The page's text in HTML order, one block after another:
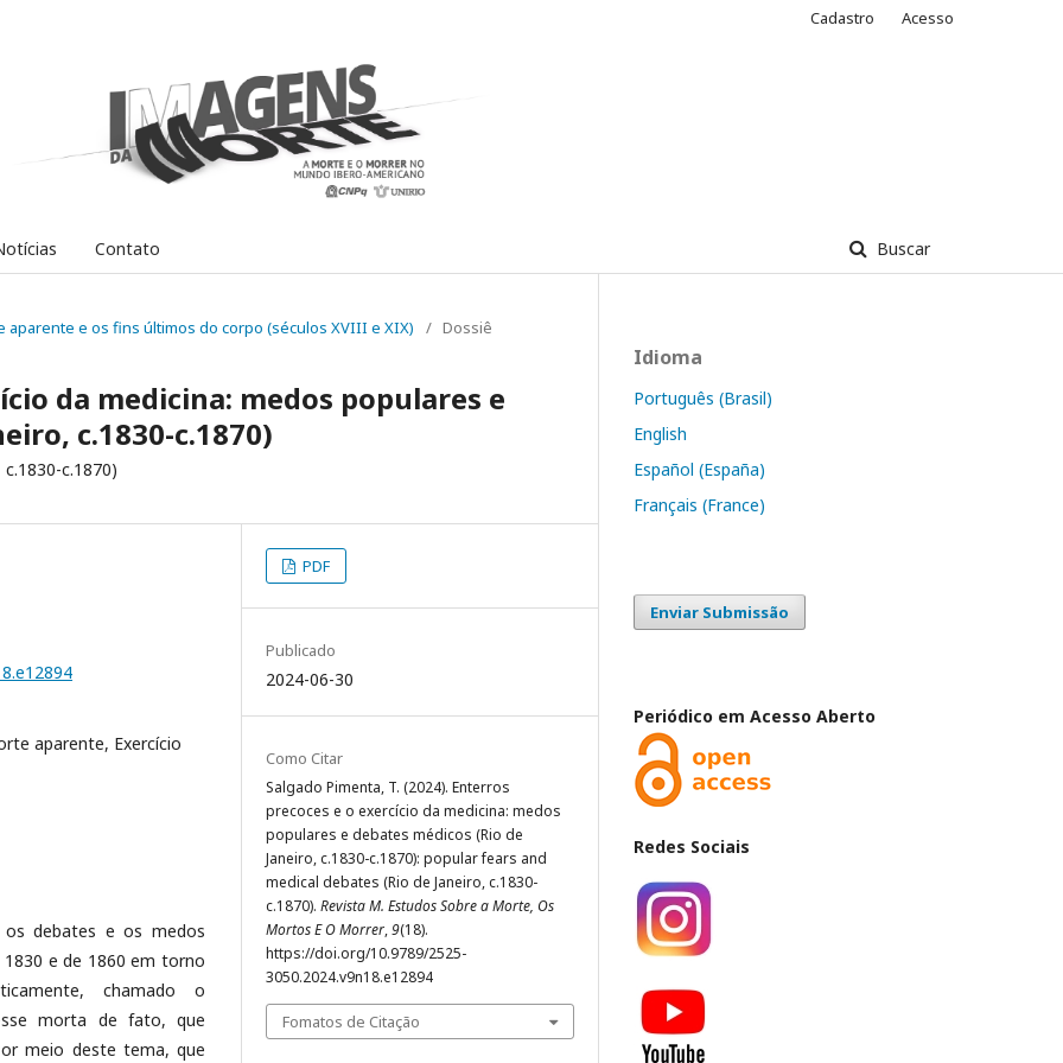
Contato Buscar
Cadastro Acesso
aparente e os fins últimos do corpo (séculos XVIII e XIX) / Dossiê
da medicina: medos populares e
c.1830-c.1870)
c.1870)
aparente, Exercício
debates e os medos
e de 1860 em torno
chamado o
morta de fato, que
meio deste tema, que
PDF
Publicado
2024-06-30
Como Citar
Salgado Pimenta, T. (2024). Enterros
precoces e o exercício da medicina: medos
populares e debates médicos (Rio de
Janeiro, c.1830-c.1870): popular fears and
medical debates (Rio de Janeiro, c.1830-
c.1870). Revista M. Estudos Sobre a Morte, Os
Mortos E O Morrer,9(18).
https://doi.org/10.9789/2525-
3050.2024.v9n18.e12894
Fomatos de Citação
Idioma
Português (Brasil)
English
Español (España)
Français (France)
Enviar Submissão
Periódico em Acesso Aberto
Redes Sociais